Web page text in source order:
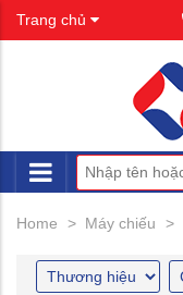
Trang chủ
Home Máy chiếu